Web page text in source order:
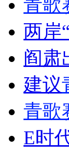
无痛分娩是
外交部：反
外交部：有
安徽一实载
青歌
两岸
阎肃
建议
青歌
E时